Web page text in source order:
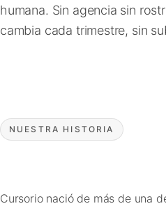
FAQ
humana. Sin agencia sin
cambia cada trimestre, sin
NUESTRA HISTORIA
Cursorio nació de más de una